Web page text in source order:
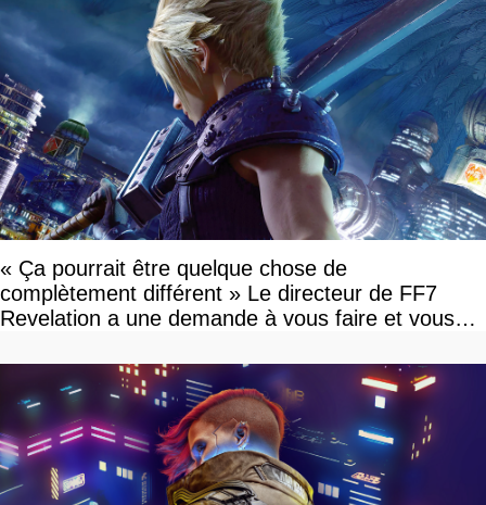
« Ça pourrait être quelque chose de
complètement différent » Le directeur de FF7
Revelation a une demande à vous faire et vous